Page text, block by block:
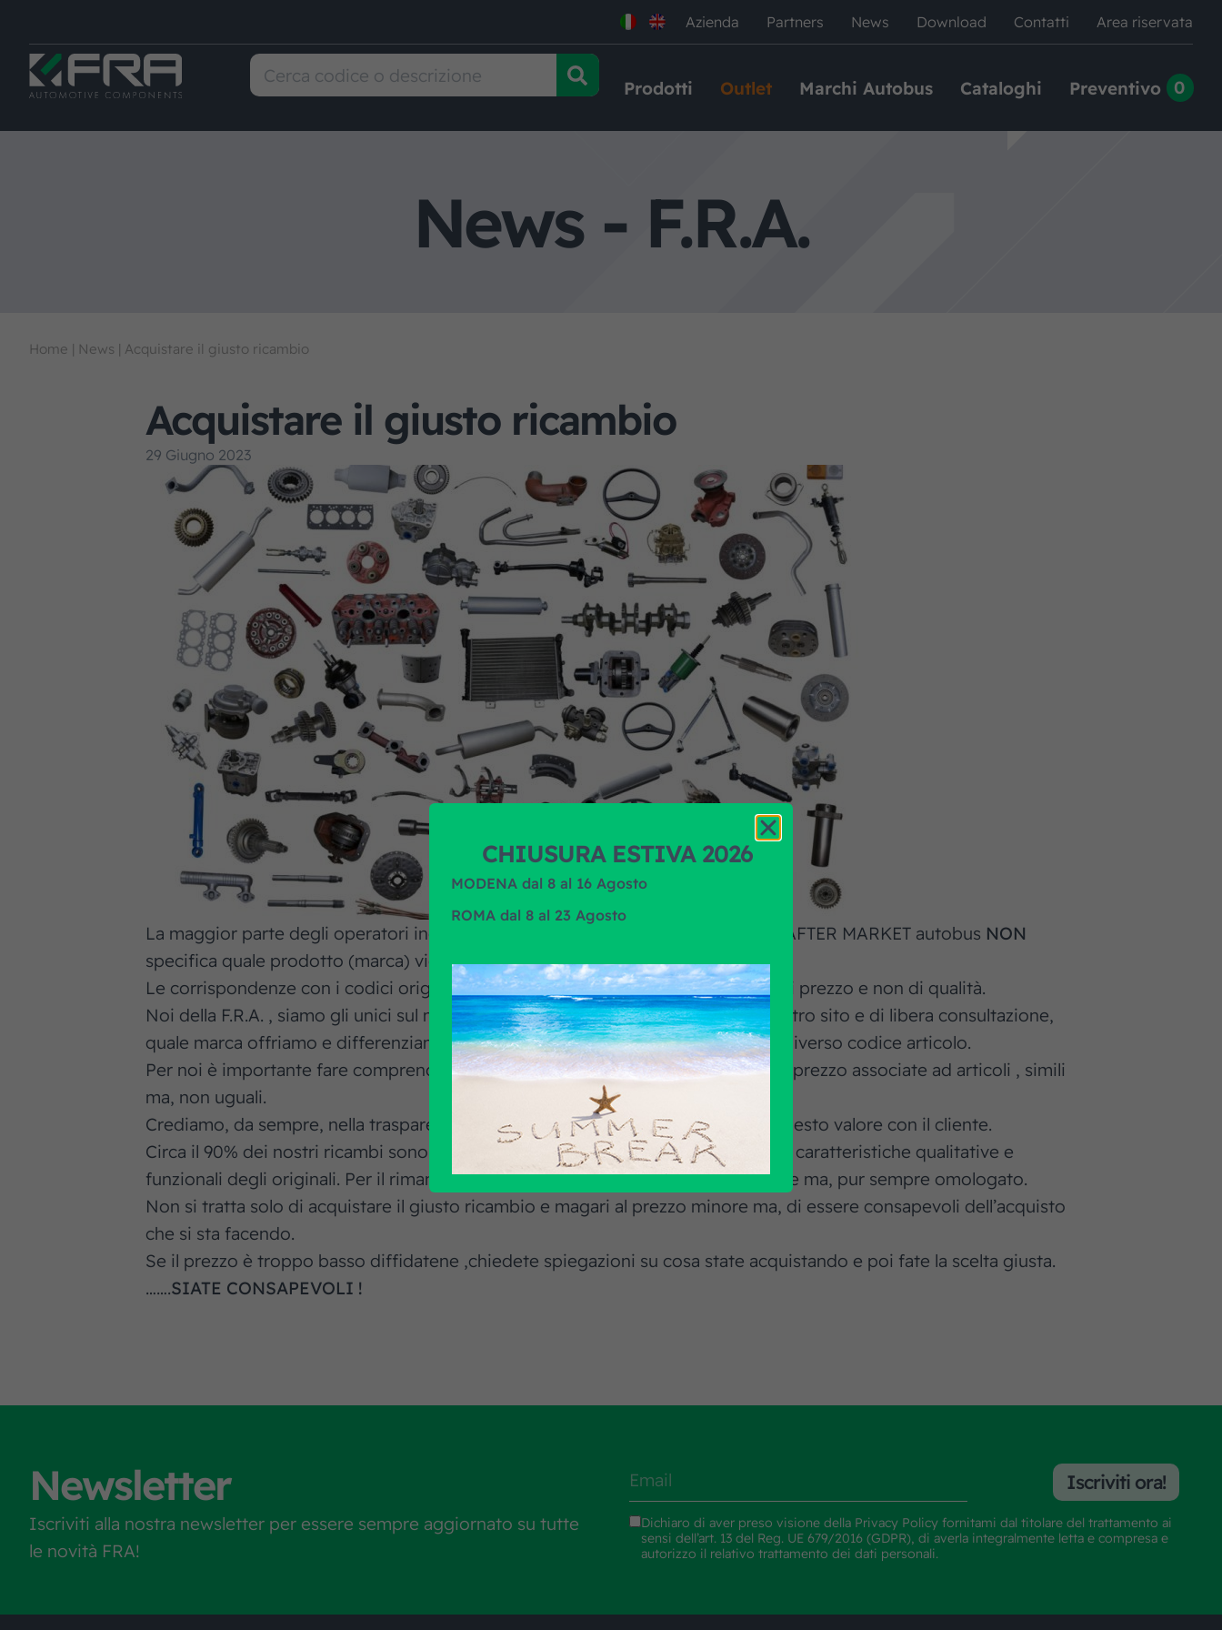
Azienda Partners News Download Contatti Area riservata
Prodotti Outlet Marchi Autobus Cataloghi Preventivo 0
News - F.R.A.
Home | News | Acquistare il giusto ricambio
Acquistare il giusto ricambio
29 Giugno 2023
La maggior parte degli operatori indipendenti a livello Europeo sul mercato cd. AFTER MARKET autobus NON
specifica quale prodotto (marca) viene venduto.
Le corrispondenze con i codici originali vengono fatte solo utilizzando logiche di prezzo e non di qualità.
Noi della F.R.A. , siamo gli unici sul mercato Italiano che rendiamo visibile sul nostro sito e di libera consultazione,
quale marca offriamo e differenziamo l’associazione tra codice F.R.A. e OE ,con diverso codice articolo.
Per noi è importante fare comprendere cosa si sta comprando e le differenze di prezzo associate ad articoli , simili
ma, non uguali.
Crediamo, da sempre, nella trasparenza e riteniamo sia doveroso condividere questo valore con il cliente.
Circa il 90% dei nostri ricambi sono di primo impianto e quindi hanno medesime caratteristiche qualitative e
funzionali degli originali. Per il rimanente 10% ci affidiamo a prodotto equivalente ma, pur sempre omologato.
Non si tratta solo di acquistare il giusto ricambio e magari al prezzo minore ma, di essere consapevoli dell’acquisto
che si sta facendo.
Se il prezzo è troppo basso diffidatene ,chiedete spiegazioni su cosa state acquistando e poi fate la scelta giusta.
…….SIATE CONSAPEVOLI !
Newsletter
Iscriviti alla nostra newsletter per essere sempre aggiornato su tutte
le novità FRA!
Dichiaro di aver preso visione della Privacy Policy fornitami dal titolare del trattamento ai
sensi dell’art. 13 del Reg. UE 679/2016 (GDPR), di averla integralmente letta e compresa e
autorizzo il relativo trattamento dei dati personali.
Iscriviti ora!
CHIUSURA ESTIVA 2026
MODENA dal 8 al 16 Agosto
ROMA dal 8 al 23 Agosto